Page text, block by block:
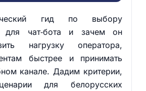
гид по выбору
для чат‑бота и зачем он
нагрузку оператора,
быстрее и принимать
канале. Дадим критерии,
для белорусских